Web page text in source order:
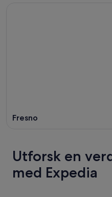
Fresno
Utforsk en
med Expedia